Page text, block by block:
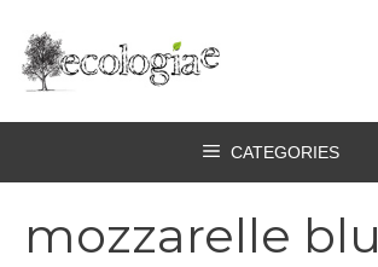
contenuto
CATEGORIES
mozzarelle blu